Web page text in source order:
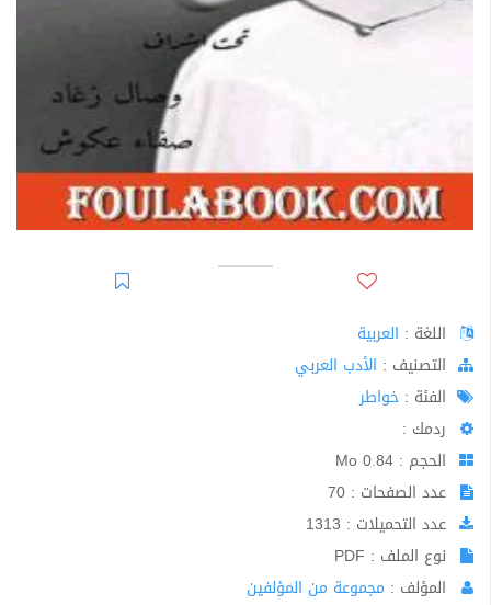
اللغة : العربية
اﻟﺘﺼﻨﻴﻒ : الأدب العربي
الفئة : خواطر
ردمك :
الحجم : 0.84 Mo
عدد الصفحات : 70
عدد التحميلات : 1313
نوع الملف : PDF
المؤلف : مجموعة من المؤلفين